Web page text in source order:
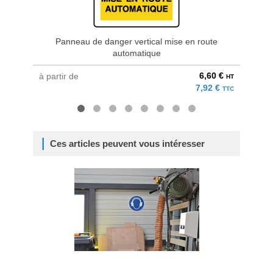
Panneau de danger vertical mise en route
automatique
à partir de 6,60 € HT
7,92 € TTC
Ces articles peuvent vous intéresser